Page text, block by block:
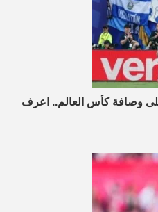
على وصافة كأس العالم.. اعرف